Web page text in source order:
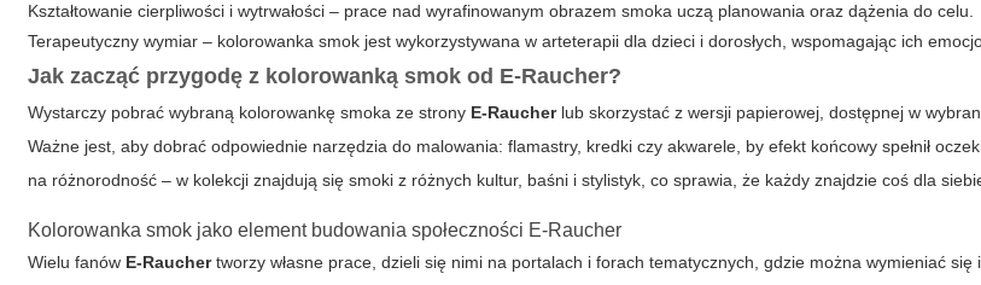
Kształtowanie cierpliwości i wytrwałości – prace nad wyrafinowanym obrazem smoka uczą planowania oraz dążenia do celu.
Terapeutyczny wymiar – kolorowanka smok jest wykorzystywana w arteterapii dla dzieci i dorosłych, wspomagając ich
Jak zacząć przygodę z kolorowanką smok od E-Raucher?
Wystarczy pobrać wybraną kolorowankę smoka ze strony E-Raucherlub skorzystać z wersji papierowej, dostępnej w
Ważne jest, aby dobrać odpowiednie narzędzia do malowania: flamastry, kredki czy akwarele, by efekt końcowy spełnił
na różnorodność – w kolekcji znajdują się smoki z różnych kultur, baśni i stylistyk, co sprawia, że każdy znajdzie coś dla
Kolorowanka smok jako element budowania społeczności E-Raucher
Wielu fanów E-Rauchertworzy własne prace, dzieli się nimi na portalach i forach tematycznych, gdzie można wymieniać się